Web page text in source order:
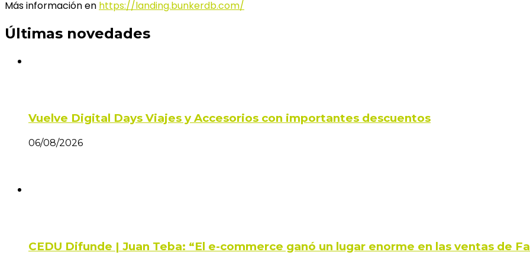
Más información en https://landing.bunkerdb.com/
Últimas novedades
Vuelve Digital Days Viajes y Accesorios con importantes descuentos
06/08/2026
CEDU Difunde | Juan Teba: “El e-commerce ganó un lugar enorme en las ventas de